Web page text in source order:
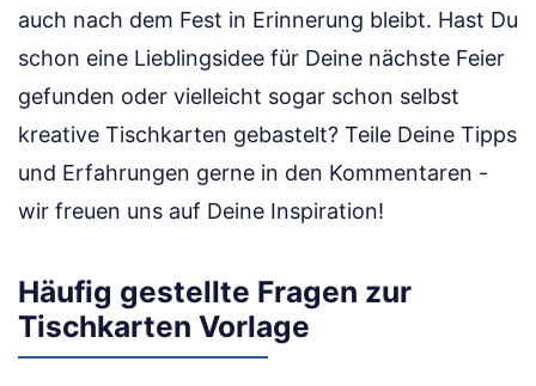
auch nach dem Fest in Erinnerung bleibt. Hast Du
schon eine Lieblingsidee für Deine nächste Feier
gefunden oder vielleicht sogar schon selbst
kreative Tischkarten gebastelt? Teile Deine Tipps
und Erfahrungen gerne in den Kommentaren -
wir freuen uns auf Deine Inspiration!
Häufig gestellte Fragen zur
Tischkarten Vorlage